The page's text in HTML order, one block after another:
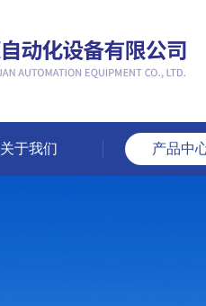
关于我们 产品中